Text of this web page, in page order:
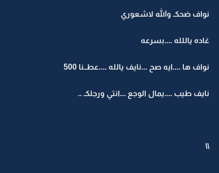
نواف ضحكـ والله لاشعوري
غاده ياللله ....بسرعه
نواف ها ....ايه صح ...نايف يالله ....عطــنا 500
نايف طيب ....يمال الوجع ...انتي ورجلكـ ..
\\